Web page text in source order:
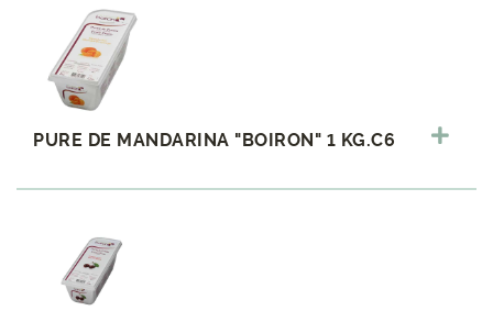
PURE DE MANDARINA "BOIRON" 1 KG.C6